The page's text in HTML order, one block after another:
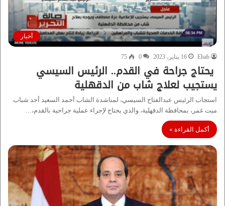
أخبار
Ehab 16 يناير، 2023 0
75
يحتاج جراحة في القدم.. الرئيس السيسي
يستجيب لعلاج شاب من الدقهلية
استجاب الرئيس عبدالفتاح السيسي، لمناشدة الشاب أحمد السعيد أحد شباب
ميت غمر، بمحافظة الدقهلية، والذي يحتاج لإجراء عملية جراحية بالقدم،…
أكمل القراءة »